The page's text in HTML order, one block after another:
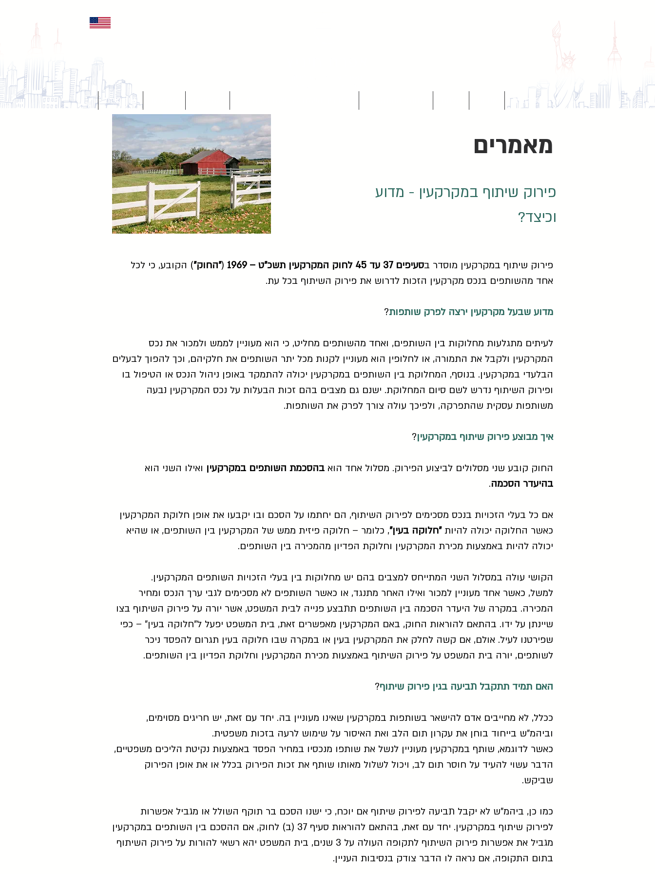
עמוד הבית צור קשר
מאמרים
פירוק שיתוף במקרקעין - מדוע
וכיצד?
פירוק שיתוף במקרקעין מוסדר בסעיפים 37 עד 45 לחוק המקרקעין תשכ"ט – 1969 ("החוק") הקובע, כי לכל
אחד מהשותפים בנכס מקרקעין הזכות לדרוש את פירוק השיתוף בכל עת.
מדוע שבעל מקרקעין ירצה לפרק שותפות?
לעיתים מתגלעות מחלוקות בין השותפים, ואחד מהשותפים מחליט, כי הוא מעוניין לממש ולמכור את נכס
המקרקעין ולקבל את התמורה, או לחלופין הוא מעוניין לקנות מכל יתר השותפים את חלקיהם, וכך להפוך לבעלים
הבלעדי במקרקעין. בנוסף, המחלוקת בין השותפים במקרקעין יכולה להתמקד באופן ניהול הנכס או הטיפול בו
ופירוק השיתוף נדרש לשם סיום המחלוקת. ישנם גם מצבים בהם זכות הבעלות על נכס המקרקעין נבעה
משותפות עסקית שהתפרקה, ולפיכך עולה צורך לפרק את השותפות.
איך מבוצע פירוק שיתוף במקרקעין?
החוק קובע שני מסלולים לביצוע הפירוק. מסלול אחד הוא בהסכמת השותפים במקרקעין ואילו השני הוא
בהיעדר הסכמה.
אם כל בעלי הזכויות בנכס מסכימים לפירוק השיתוף, הם יחתמו על הסכם ובו יקבעו את אופן חלוקת המקרקעין
כאשר החלוקה יכולה להיות"חלוקה בעין", כלומר – חלוקה פיזית ממש של המקרקעין בין השותפים, או שהיא
יכולה להיות באמצעות מכירת המקרקעין וחלוקת הפדיון מהמכירה בין השותפים.
הקושי עולה במסלול השני המתייחס למצבים בהם יש מחלוקות בין בעלי הזכויות השותפים המקרקעין.
למשל, כאשר אחד מעוניין למכור ואילו האחר מתנגד, או כאשר השותפים לא מסכימים לגבי ערך הנכס ומחיר
המכירה. במקרה של היעדר הסכמה בין השותפים תתבצע פנייה לבית המשפט, אשר יורה על פירוק השיתוף בצו
שיינתן על ידו. בהתאם להוראות החוק, באם המקרקעין מאפשרים זאת, בית המשפט יפעל ל"חלוקה בעין" – כפי
שפירטנו לעיל. אולם, אם קשה לחלק את המקרקעין בעין או במקרה שבו חלוקה בעין תגרום להפסד ניכר
לשותפים, יורה בית המשפט על פירוק השיתוף באמצעות מכירת המקרקעין וחלוקת הפדיון בין השותפים.
האם תמיד תתקבל תביעה בגין פירוק שיתוף?
ככלל, לא מחייבים אדם להישאר בשותפות במקרקעין שאינו מעוניין בה. יחד עם זאת, יש חריגים מסוימים,
וביהמ"ש בייחוד בוחן את עקרון תום הלב ואת האיסור על שימוש לרעה בזכות משפטית.
כאשר לדוגמא, שותף במקרקעין מעוניין לנשל את שותפו מנכסיו במחיר הפסד באמצעות נקיטת הליכים משפטיים,
הדבר עשוי להעיד על חוסר תום לב, ויכול לשלול מאותו שותף את זכות הפירוק בכלל או את אופן הפירוק
שביקש.
כמו כן, ביהמ"ש לא יקבל תביעה לפירוק שיתוף אם יוכח, כי ישנו הסכם בר תוקף השולל או מגביל אפשרות
לפירוק שיתוף במקרקעין. יחד עם זאת, בהתאם להוראות סעיף 37 (ב) לחוק, אם ההסכם בין השותפים במקרקעין
מגביל את אפשרות פירוק השיתוף לתקופה העולה על 3 שנים, בית המשפט יהא רשאי להורות על פירוק השיתוף
בתום התקופה, אם נראה לו הדבר צודק בנסיבות העניין.